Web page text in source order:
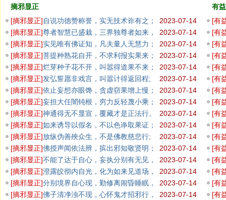
摘邪显正
2023-07-14
[摘邪显正]自说功德赞称誉，实无技术诈有之；
2023-07-14
[摘邪显正]尊者智慧已盛栽，三界独尊者如来，
说非法者
2023-07-14
[摘邪显正]实见唯有佛证知，凡夫量人无慧力；
2023-07-14
[摘邪显正]菩提种熟花自开，不求利报实果来；
2023-07-14
[摘邪显正]烂芽种子花不开，叫嚣得道果不来；
2023-07-14
[摘邪显正]发弘誓愿非戏言，叫嚣计得返回程;
2023-07-14
[摘邪显正]依止妄想亦眼馋，贪虚窃果增上慢；
2023-07-14
[摘邪显正]妄担大任闇钝根，穷力反轻蔑小乘；
无有善藏
2023-07-14
[摘邪显正]神通得无不显宣，覆藏才是正法行。
2023-07-14
[摘邪显正]如来诱导以假名，不以色诤取果证；
2023-07-14
[摘邪显正]放纵伪善殃众生，不是佛教慈悲行;
2023-07-14
[摘邪显正]佛授声闻依法辨，摈出邪知敬贤明；
检校违背
2023-07-14
[摘邪显正]不能了达于自心，妄执分别有无见，
增长外道
2023-07-14
[摘邪显正]澄露皎彻内自光，化为如来见道场，
暂得如是
2023-07-14
[摘邪显正]分别境界自心现，勤修离闹昏睡眠，
远离外道
2023-07-14
[摘邪显正]佛子清净浊不现，心怀鬼才招邪行，
有
[有
佛无
[有
观彼
[有
一切
[有
於出
[有
随眠
[有
观世
[有
随众
[有
佛顶
[有
离相
[有
诸识
[有
凡愚
[有
不思
[有
去来
[有
智者
[有
非实
[有